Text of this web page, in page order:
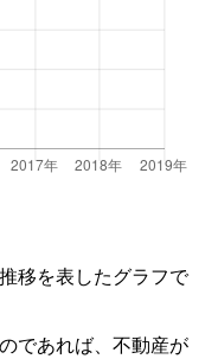
移を表したグラフで
であれば、不動産が